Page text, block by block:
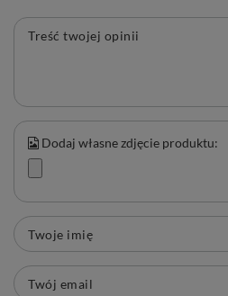
Treść twojej opinii
Dodaj własne zdjęcie produktu:
Twoje imię
Twój email